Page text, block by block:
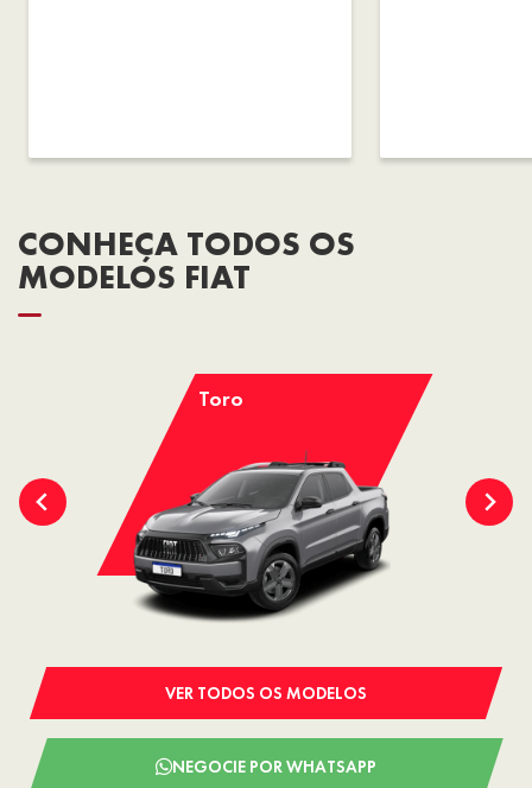
CONHEÇA TODOS OS
MODELOS FIAT
Toro
VER TODOS OS MODELOS
NEGOCIE POR WHATSAPP